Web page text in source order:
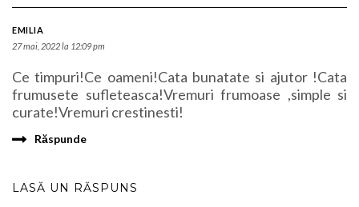
EMILIA
27 mai, 2022 la 12:09 pm
Ce timpuri!Ce oameni!Cata bunatate si ajutor !Cata
frumusete sufleteasca!Vremuri frumoase ,simple si
curate!Vremuri crestinesti!
Răspunde
LASĂ UN RĂSPUNS